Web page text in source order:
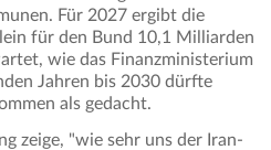
Für 2027 ergibt die
für den Bund 10,1 Milliarden
wie das Finanzministerium
Jahren bis 2030 dürfte
als gedacht.
zeige, "wie sehr uns der Iran-